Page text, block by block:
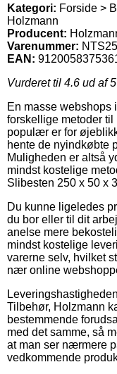
Kategori: Forside >
Holzmann
Producent:
Varenummer:
EAN:
Vurderet til 4.6 ud af
En masse webshops
forskellige metoder til
populær er for
hente de nyindkøbte
Muligheden er altså
mindst kostelige
Slibesten 250 x 50 x
Du kunne ligeledes
du bor eller til dit
anelse mere
mindst kostelige
varerne selv, hvilket
nær online
Tilbehør, Holzmann
bestemmende
med det samme, så
at man ser nærmere
vedkommende